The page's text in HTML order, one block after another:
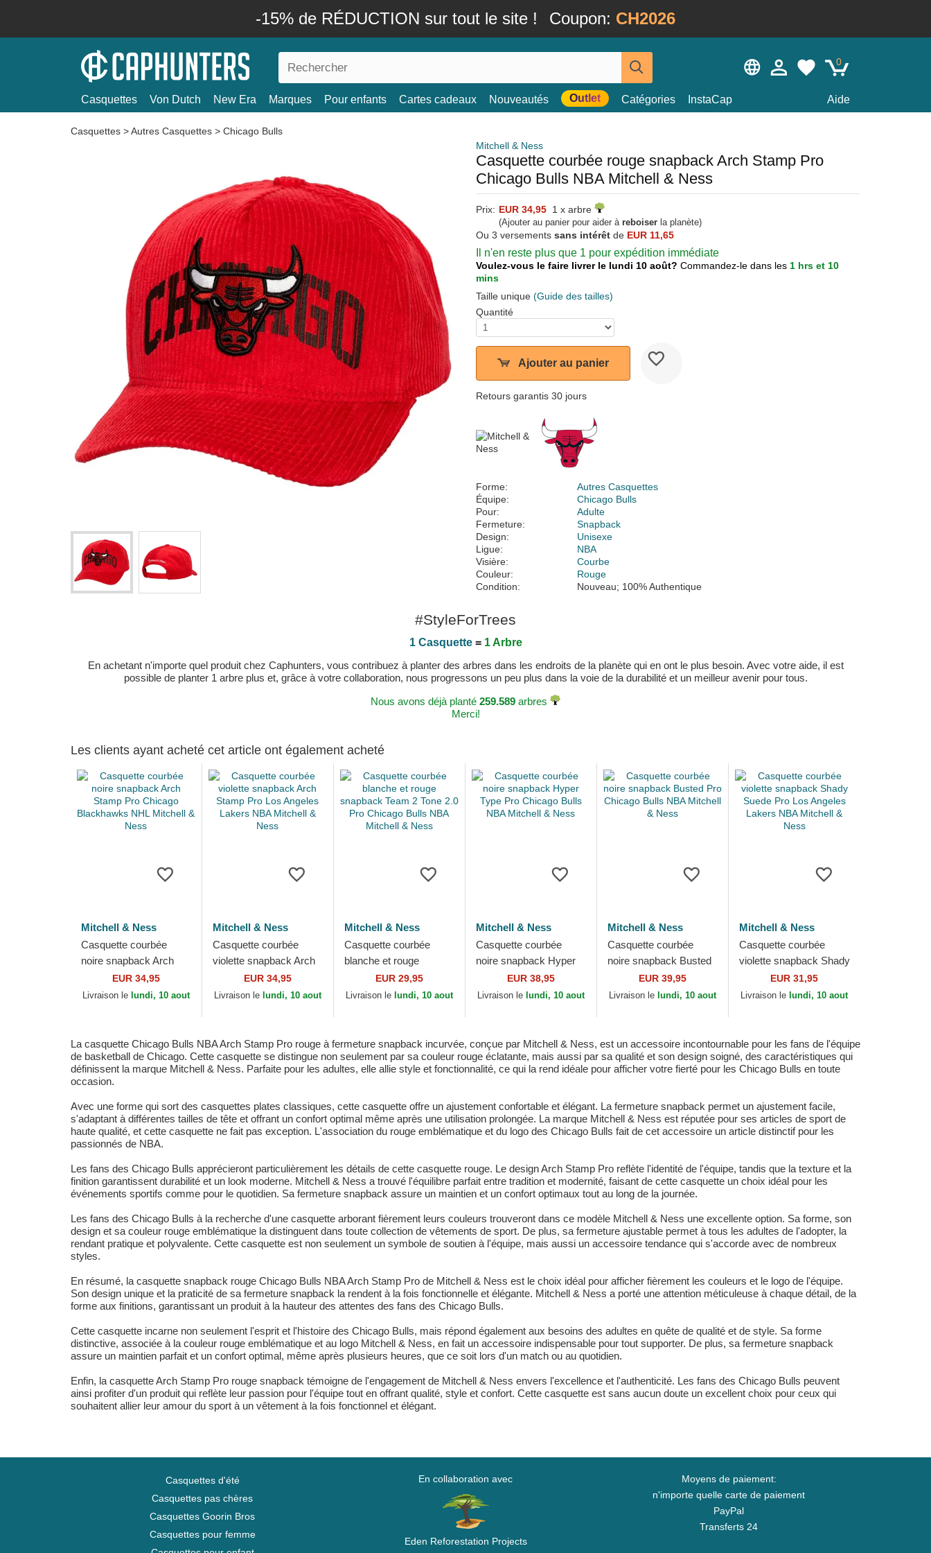
-15% de RÉDUCTION sur tout le site ! Coupon: CH2026
0
Casquettes Von Dutch New Era Marques Pour enfants Cartes cadeaux Nouveautés Outlet Catégories InstaCap Aide
Casquettes >Autres Casquettes > Chicago Bulls
Mitchell & Ness
Casquette courbée rouge snapback Arch Stamp Pro
Chicago Bulls NBA Mitchell & Ness
Prix: EUR 34,95 1 x arbre
(Ajouter au panier pour aider à reboiser la planète)
Ou 3 versements sans intérêt de EUR 11,65
Il n'en reste plus que 1 pour expédition immédiate
Voulez-vous le faire livrer le lundi 10 août? Commandez-le dans les 1 hrs et 10
mins
Taille unique (Guide des tailles)
Quantité
Ajouter au panier
Retours garantis 30 jours
Forme:
Autres Casquettes
Équipe:
Chicago Bulls
Pour:
Adulte
Fermeture:
Snapback
Design:
Unisexe
Ligue:
NBA
Visière:
Courbe
Couleur:
Rouge
Condition:
Nouveau; 100% Authentique
#StyleForTrees
1 Casquette= 1 Arbre
En achetant n'importe quel produit chez Caphunters, vous contribuez à planter des arbres dans les endroits de la planète qui en ont le plus besoin. Avec votre aide, il est
possible de planter 1 arbre plus et, grâce à votre collaboration, nous progressons un peu plus dans la voie de la durabilité et un meilleur avenir pour tous.
Nous avons déjà planté 259.589 arbres
Merci!
Les clients ayant acheté cet article ont également acheté
Mitchell & Ness
Casquette courbée
noire snapback Arch
Stamp Pro Chicago
Blackhawks NHL
EUR 34,95
Livraison le lundi, 10 aout
Mitchell & Ness
Casquette courbée
violette snapback Arch
Stamp Pro Los Angeles
Lakers NBA Mitchell &
EUR 34,95
Livraison le lundi, 10 aout
Mitchell & Ness
Casquette courbée
blanche et rouge
snapback Team 2 Tone
2.0 Pro Chicago Bulls
EUR 29,95
Livraison le lundi, 10 aout
Mitchell & Ness
Casquette courbée
noire snapback Hyper
Type Pro Chicago Bulls
NBA Mitchell & Ness
EUR 38,95
Livraison le lundi, 10 aout
Mitchell & Ness
Casquette courbée
noire snapback Busted
Pro Chicago Bulls NBA
Mitchell & Ness
EUR 39,95
Livraison le lundi, 10 aout
Mitchell & Ness
Casquette courbée
violette snapback Shady
Suede Pro Los Angeles
Lakers NBA Mitchell &
EUR 31,95
Livraison le lundi, 10 aout
La casquette Chicago Bulls NBA Arch Stamp Pro rouge à fermeture snapback incurvée, conçue par Mitchell & Ness, est un accessoire incontournable pour les fans de l'équipe
de basketball de Chicago. Cette casquette se distingue non seulement par sa couleur rouge éclatante, mais aussi par sa qualité et son design soigné, des caractéristiques qui
définissent la marque Mitchell & Ness. Parfaite pour les adultes, elle allie style et fonctionnalité, ce qui la rend idéale pour afficher votre fierté pour les Chicago Bulls en toute
occasion.
Avec une forme qui sort des casquettes plates classiques, cette casquette offre un ajustement confortable et élégant. La fermeture snapback permet un ajustement facile,
s'adaptant à différentes tailles de tête et offrant un confort optimal même après une utilisation prolongée. La marque Mitchell & Ness est réputée pour ses articles de sport de
haute qualité, et cette casquette ne fait pas exception. L'association du rouge emblématique et du logo des Chicago Bulls fait de cet accessoire un article distinctif pour les
passionnés de NBA.
Les fans des Chicago Bulls apprécieront particulièrement les détails de cette casquette rouge. Le design Arch Stamp Pro reflète l'identité de l'équipe, tandis que la texture et la
finition garantissent durabilité et un look moderne. Mitchell & Ness a trouvé l'équilibre parfait entre tradition et modernité, faisant de cette casquette un choix idéal pour les
événements sportifs comme pour le quotidien. Sa fermeture snapback assure un maintien et un confort optimaux tout au long de la journée.
Les fans des Chicago Bulls à la recherche d'une casquette arborant fièrement leurs couleurs trouveront dans ce modèle Mitchell & Ness une excellente option. Sa forme, son
design et sa couleur rouge emblématique la distinguent dans toute collection de vêtements de sport. De plus, sa fermeture ajustable permet à tous les adultes de l'adopter, la
rendant pratique et polyvalente. Cette casquette est non seulement un symbole de soutien à l'équipe, mais aussi un accessoire tendance qui s'accorde avec de nombreux
styles.
En résumé, la casquette snapback rouge Chicago Bulls NBA Arch Stamp Pro de Mitchell & Ness est le choix idéal pour afficher fièrement les couleurs et le logo de l'équipe.
Son design unique et la praticité de sa fermeture snapback la rendent à la fois fonctionnelle et élégante. Mitchell & Ness a porté une attention méticuleuse à chaque détail, de la
forme aux finitions, garantissant un produit à la hauteur des attentes des fans des Chicago Bulls.
Cette casquette incarne non seulement l'esprit et l'histoire des Chicago Bulls, mais répond également aux besoins des adultes en quête de qualité et de style. Sa forme
distinctive, associée à la couleur rouge emblématique et au logo Mitchell & Ness, en fait un accessoire indispensable pour tout supporter. De plus, sa fermeture snapback
assure un maintien parfait et un confort optimal, même après plusieurs heures, que ce soit lors d'un match ou au quotidien.
Enfin, la casquette Arch Stamp Pro rouge snapback témoigne de l'engagement de Mitchell & Ness envers l'excellence et l'authenticité. Les fans des Chicago Bulls peuvent
ainsi profiter d'un produit qui reflète leur passion pour l'équipe tout en offrant qualité, style et confort. Cette casquette est sans aucun doute un excellent choix pour ceux qui
souhaitent allier leur amour du sport à un vêtement à la fois fonctionnel et élégant.
Casquettes d'été
Casquettes pas chères
Casquettes Goorin Bros
Casquettes pour femme
En collaboration avec
Eden Reforestation Projects
Moyens de paiement:
n'importe quelle carte de paiement
PayPal
Transferts 24